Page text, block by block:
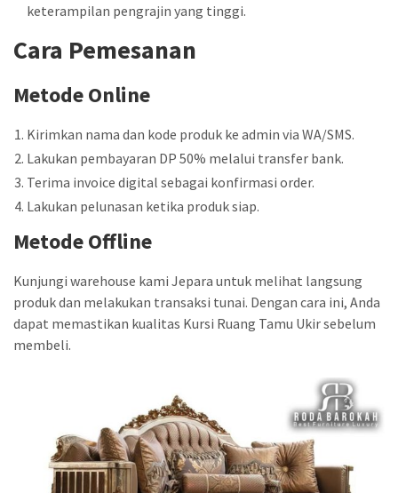
keterampilan pengrajin yang tinggi.
Cara Pemesanan
Metode Online
Kirimkan nama dan kode produk ke admin via WA/SMS.
Lakukan pembayaran DP 50% melalui transfer bank.
Terima invoice digital sebagai konfirmasi order.
Lakukan pelunasan ketika produk siap.
Metode Offline
Kunjungi warehouse kami Jepara untuk melihat langsung
produk dan melakukan transaksi tunai. Dengan cara ini, Anda
dapat memastikan kualitas Kursi Ruang Tamu Ukir sebelum
membeli.